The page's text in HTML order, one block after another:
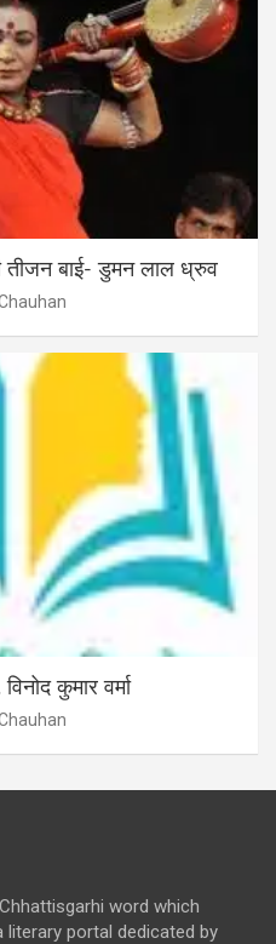
तीजन बाई- डुमन लाल ध्रुव
कुमार वर्मा
Chhattisgarhi word which
portal dedicated by